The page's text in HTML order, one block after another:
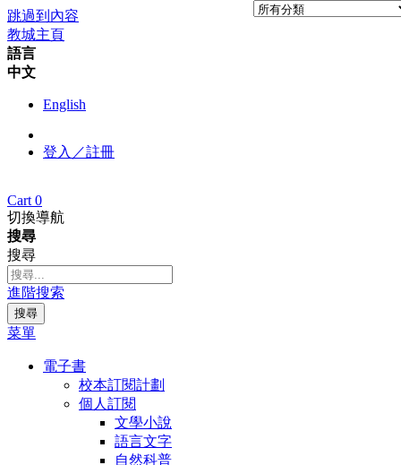
跳過到內容
教城主頁
語言
中文
English
登入／註冊
Cart 0
切換導航
搜尋
搜尋
進階搜索
搜尋
菜單
電子書
校本訂閱計劃
個人訂閱
文學小說
語言文字
自然科普